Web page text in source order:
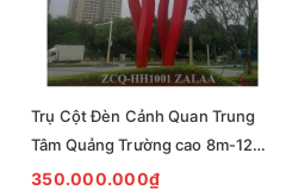
Trụ Cột Đèn Cảnh Quan Trung
Tâm Quảng Trường cao 8m-12m
ZCQ-HH1001 ZALAA Fortune
350.000.000₫